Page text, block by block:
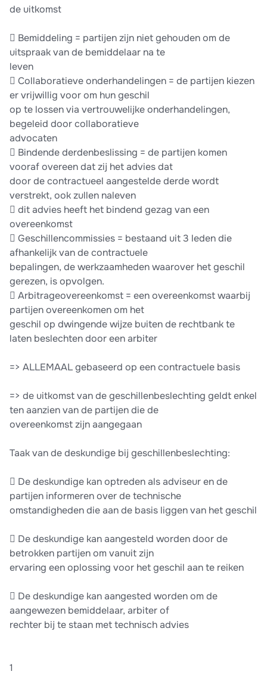
de uitkomst
 Bemiddeling = partijen zijn niet gehouden om de
uitspraak van de bemiddelaar na te
leven
 Collaboratieve onderhandelingen = de partijen kiezen
er vrijwillig voor om hun geschil
op te lossen via vertrouwelijke onderhandelingen,
begeleid door collaboratieve
advocaten
 Bindende derdenbeslissing = de partijen komen
vooraf overeen dat zij het advies dat
door de contractueel aangestelde derde wordt
verstrekt, ook zullen naleven
 dit advies heeft het bindend gezag van een
overeenkomst
 Geschillencommissies = bestaand uit 3 leden die
afhankelijk van de contractuele
bepalingen, de werkzaamheden waarover het geschil
gerezen, is opvolgen.
 Arbitrageovereenkomst = een overeenkomst waarbij
partijen overeenkomen om het
geschil op dwingende wijze buiten de rechtbank te
laten beslechten door een arbiter
=> ALLEMAAL gebaseerd op een contractuele basis
=> de uitkomst van de geschillenbeslechting geldt enkel
ten aanzien van de partijen die de
overeenkomst zijn aangegaan
Taak van de deskundige bij geschillenbeslechting:
 De deskundige kan optreden als adviseur en de
partijen informeren over de technische
omstandigheden die aan de basis liggen van het geschil
 De deskundige kan aangesteld worden door de
betrokken partijen om vanuit zijn
ervaring een oplossing voor het geschil aan te reiken
 De deskundige kan aangested worden om de
aangewezen bemiddelaar, arbiter of
rechter bij te staan met technisch advies
1